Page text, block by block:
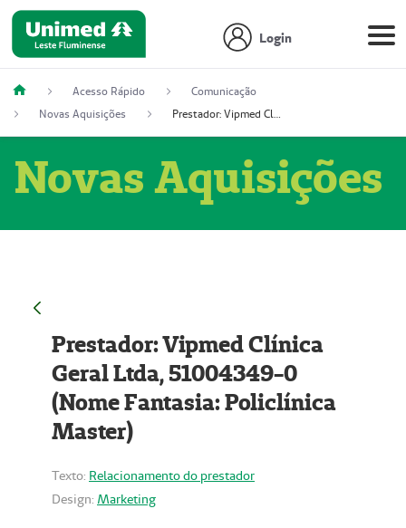
Login
Acesso Rápido
Comunicação
Novas Aquisições
Prestador: Vipmed Clínica Geral Ltda, 51004349-0 (Nome Fantasia: Policlínica Master)
Novas Aquisições
Prestador: Vipmed Clínica
Geral Ltda, 51004349-0
(Nome Fantasia: Policlínica
Master)
Texto: Relacionamento do prestador
Design: Marketing